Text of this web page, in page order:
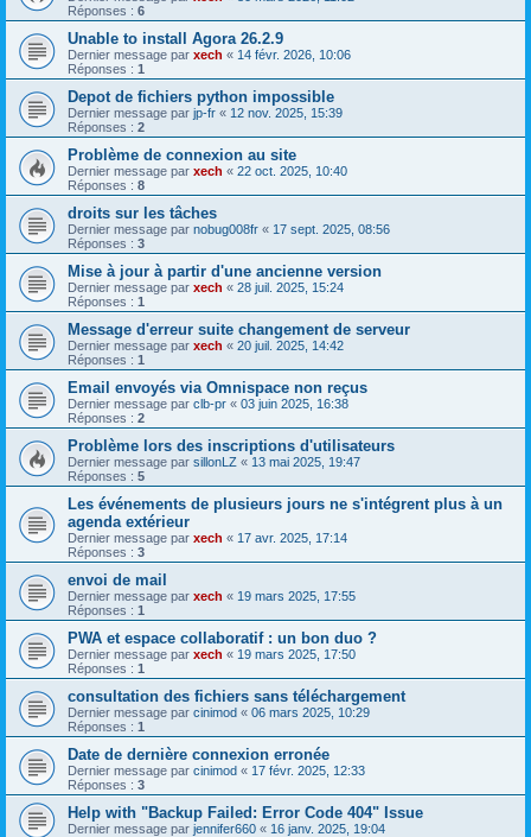
Réponses : 6
Unable to install Agora 26.2.9
Dernier message par xech « 14 févr. 2026, 10:06
Réponses : 1
Depot de fichiers python impossible
Dernier message par jp-fr « 12 nov. 2025, 15:39
Réponses : 2
Problème de connexion au site
Dernier message par xech « 22 oct. 2025, 10:40
Réponses : 8
droits sur les tâches
Dernier message par nobug008fr « 17 sept. 2025, 08:56
Réponses : 3
Mise à jour à partir d'une ancienne version
Dernier message par xech « 28 juil. 2025, 15:24
Réponses : 1
Message d'erreur suite changement de serveur
Dernier message par xech « 20 juil. 2025, 14:42
Réponses : 1
Email envoyés via Omnispace non reçus
Dernier message par clb-pr « 03 juin 2025, 16:38
Réponses : 2
Problème lors des inscriptions d'utilisateurs
Dernier message par sillonLZ « 13 mai 2025, 19:47
Réponses : 5
Les événements de plusieurs jours ne s'intégrent plus à un
agenda extérieur
Dernier message par xech « 17 avr. 2025, 17:14
Réponses : 3
envoi de mail
Dernier message par xech « 19 mars 2025, 17:55
Réponses : 1
PWA et espace collaboratif : un bon duo ?
Dernier message par xech « 19 mars 2025, 17:50
Réponses : 1
consultation des fichiers sans téléchargement
Dernier message par cinimod « 06 mars 2025, 10:29
Réponses : 1
Date de dernière connexion erronée
Dernier message par cinimod « 17 févr. 2025, 12:33
Réponses : 3
Help with "Backup Failed: Error Code 404" Issue
Dernier message par jennifer660 « 16 janv. 2025, 19:04